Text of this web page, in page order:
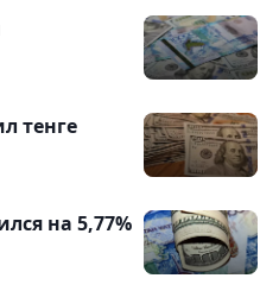
тенге
на 5,77%